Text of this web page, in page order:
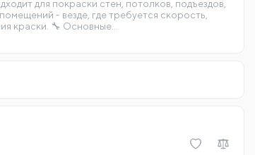
для покраски стен, потолков, подъездов,
- везде, где требуется скорость,
краски. 🔧 Основные…